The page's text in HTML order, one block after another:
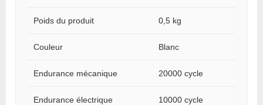
Poids du produit 0,5 kg
Couleur Blanc
Endurance mécanique 20000 cycle
Endurance électrique 10000 cycle